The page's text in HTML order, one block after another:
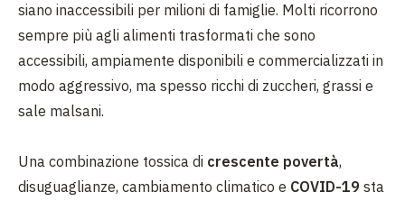
siano inaccessibili per milioni di famiglie. Molti ricorrono
sempre più agli alimenti trasformati che sono
accessibili, ampiamente disponibili e commercializzati in
modo aggressivo, ma spesso ricchi di zuccheri, grassi e
sale malsani.
Una combinazione tossica di crescente povertà,
disuguaglianze, cambiamento climatico e COVID-19 sta